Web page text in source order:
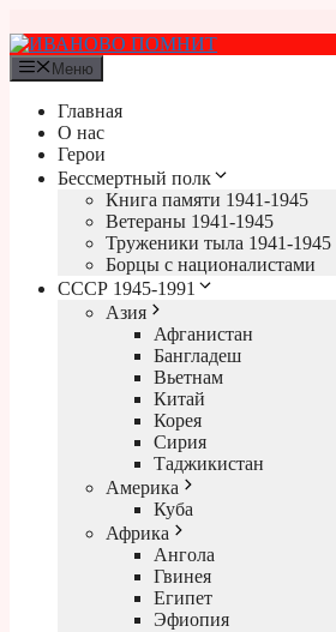
к
содержимому
Меню
Главная
О нас
Герои
Бессмертный полк
Книга памяти 1941-1945
Ветераны 1941-1945
Труженики тыла 1941-1945
Борцы с националистами
СССР 1945-1991
Азия
Афганистан
Бангладеш
Вьетнам
Китай
Корея
Сирия
Таджикистан
Америка
Куба
Африка
Ангола
Гвинея
Египет
Эфиопия